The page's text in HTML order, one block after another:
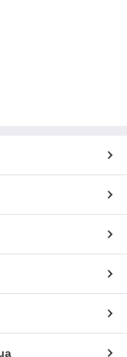
вагою.
рівень
зовнішній